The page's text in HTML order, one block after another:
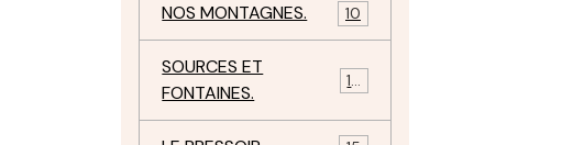
NOS MONTAGNES. 10
SOURCES ET
FONTAINES.
10